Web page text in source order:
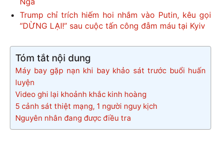
Trump chỉ trích hiếm hoi nhắm vào Putin, kêu gọi
“DỪNG LẠI!” sau cuộc tấn công đẫm máu tại Kyiv
Tóm tắt nội dung
Máy bay gặp nạn khi bay khảo sát trước buổi huấn
luyện
Video ghi lại khoảnh khắc kinh hoàng
5 cảnh sát thiệt mạng, 1 người nguy kịch
Nguyên nhân đang được điều tra